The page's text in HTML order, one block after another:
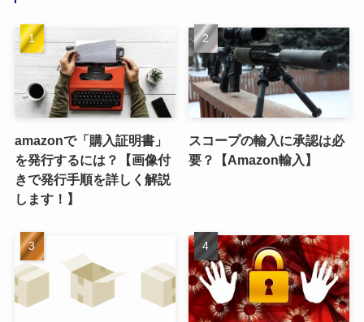
amazonで「購入証明書」
を発行するには？【画像付
きで発行手順を詳しく解説
します！】
スコープの輸入に承認は必
要？【Amazon輸入】